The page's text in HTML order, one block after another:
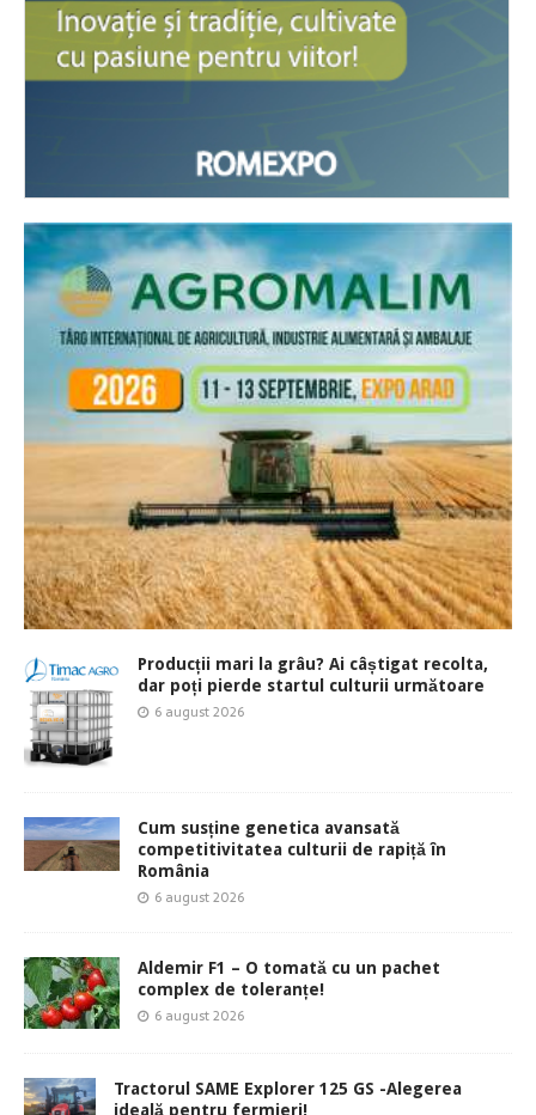
Producții mari la grâu? Ai câștigat recolta,
dar poți pierde startul culturii următoare
6 august 2026
Cum susține genetica avansată
competitivitatea culturii de rapiță în
România
6 august 2026
Aldemir F1 – O tomată cu un pachet
complex de toleranțe!
6 august 2026
Tractorul SAME Explorer 125 GS -Alegerea
ideală pentru fermieri!